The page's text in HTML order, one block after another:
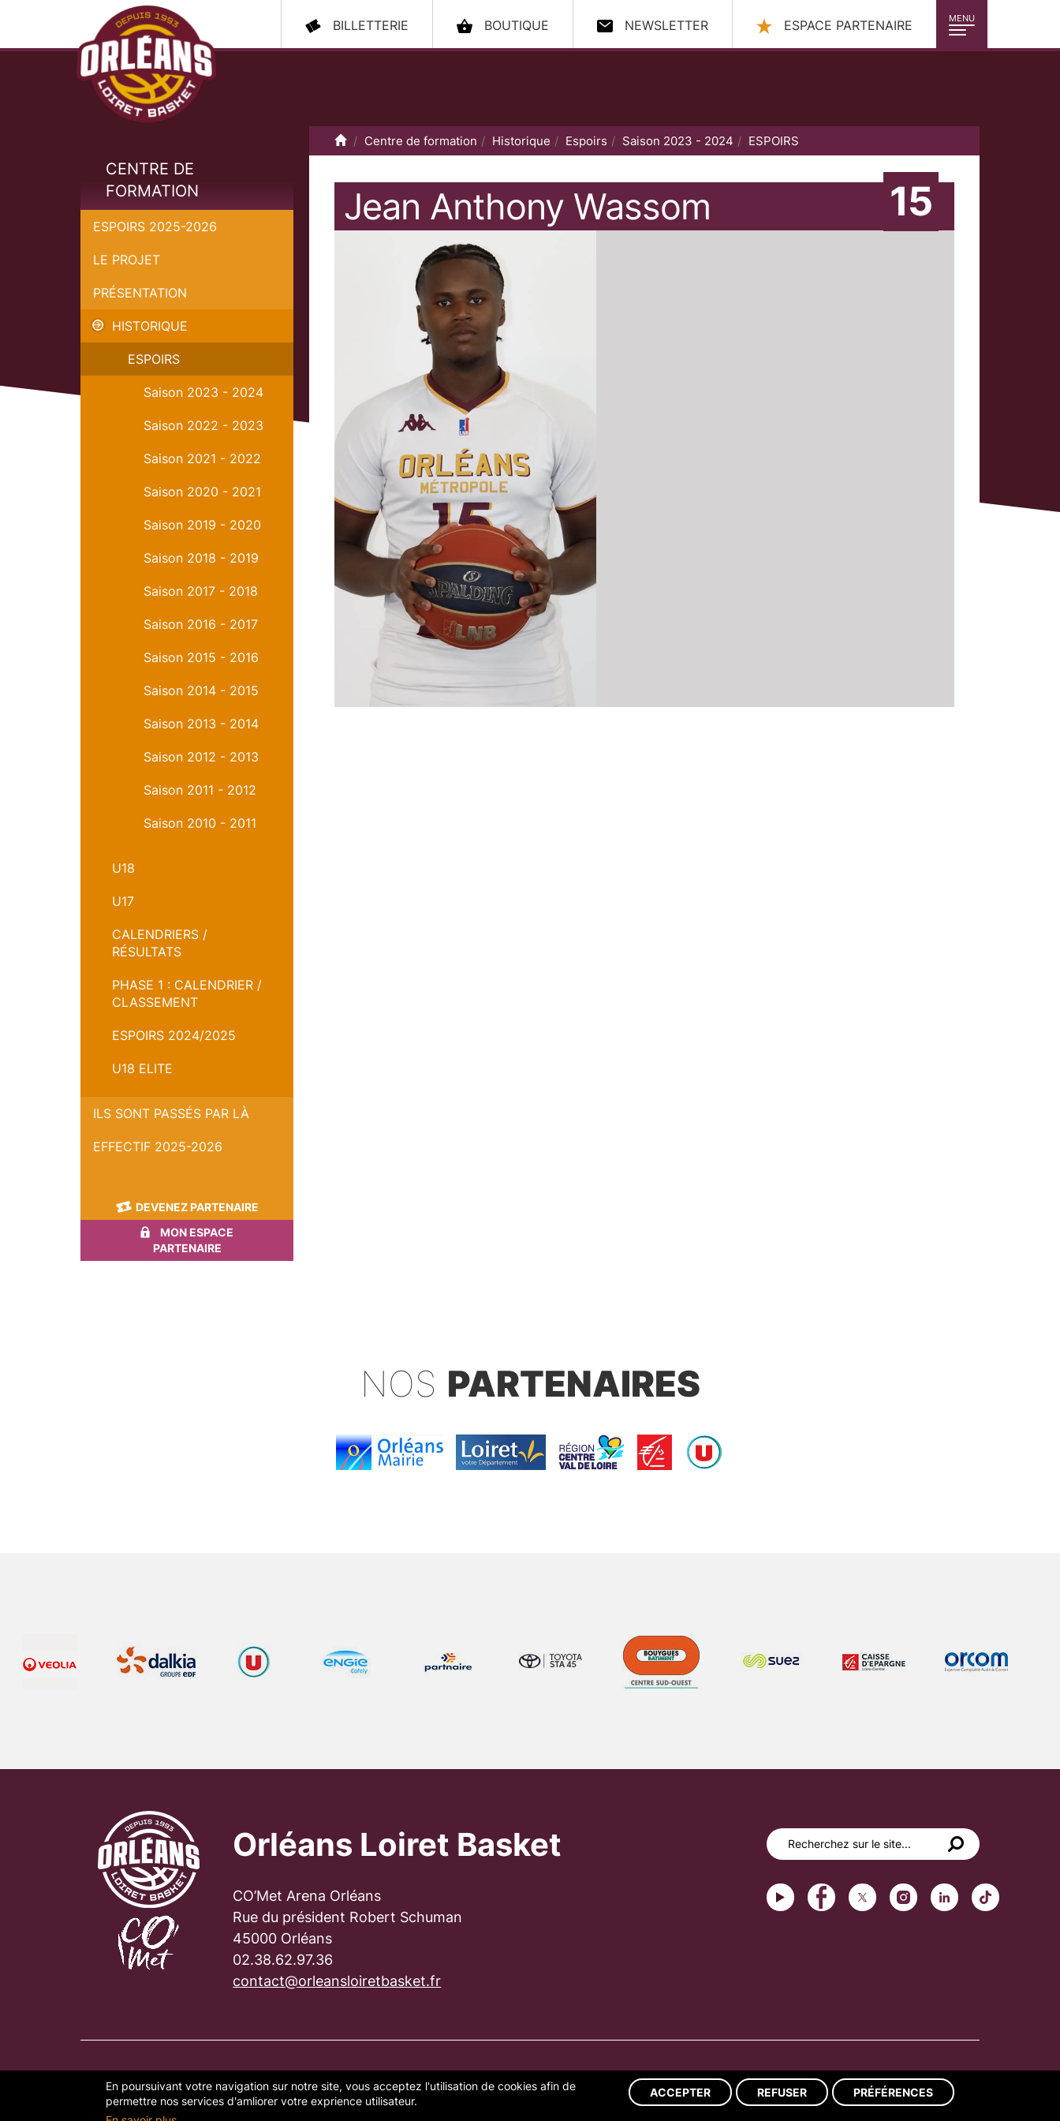
MENU
BILLETTERIE BOUTIQUE NEWSLETTER ESPACE PARTENAIRE
CENTRE DE
FORMATION
ESPOIRS 2025-2026
LE PROJET
PRÉSENTATION
HISTORIQUE
ESPOIRS
Saison 2023 - 2024
Saison 2022 - 2023
Saison 2021 - 2022
Saison 2020 - 2021
Saison 2019 - 2020
Saison 2018 - 2019
Saison 2017 - 2018
Saison 2016 - 2017
Saison 2015 - 2016
Saison 2014 - 2015
Saison 2013 - 2014
Saison 2012 - 2013
Saison 2011 - 2012
Saison 2010 - 2011
U18
U17
CALENDRIERS /
RÉSULTATS
PHASE 1 : CALENDRIER /
CLASSEMENT
ESPOIRS 2024/2025
U18 ELITE
ILS SONT PASSÉS PAR LÀ
EFFECTIF 2025-2026
DEVENEZ PARTENAIRE
MON ESPACE
PARTENAIRE
AccueilCentre de formation Historique Espoirs Saison 2023 - 2024 ESPOIRS
Jean Anthony Wassom 15
NOS PARTENAIRES
En poursuivant votre navigation sur notre site, vous acceptez l'utilisation de cookies afin de
permettre nos services d'amliorer votre exprience utilisateur.
ACCEPTER REFUSER PRÉFÉRENCES
Orléans Loiret Basket
CO’Met Arena Orléans
Rue du président Robert Schuman
45000 Orléans
02.38.62.97.36
contact@orleansloiretbasket.fr
PLAN DU SITE FAQ MENTIONS LÉGALES GESTION DES COOKIES Réalisation du site : ads-COM